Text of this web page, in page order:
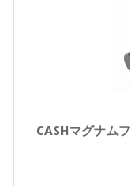
CASHマグナム